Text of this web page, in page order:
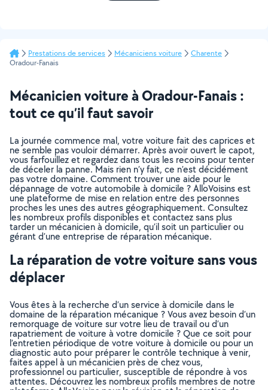
Prestations de services Mécaniciens voiture
Charente
Oradour-Fanais
Mécanicien voiture à Oradour-Fanais :
tout ce qu’il faut savoir
La journée commence mal, votre voiture fait des caprices et
ne semble pas vouloir démarrer. Après avoir ouvert le capot,
vous farfouillez et regardez dans tous les recoins pour tenter
de déceler la panne. Mais rien n’y fait, ce n’est décidément
pas votre domaine. Comment trouver une aide pour le
dépannage de votre automobile à domicile ? AlloVoisins est
une plateforme de mise en relation entre des personnes
proches les unes des autres géographiquement. Consultez
les nombreux profils disponibles et contactez sans plus
tarder un mécanicien à domicile, qu’il soit un particulier ou
gérant d’une entreprise de réparation mécanique.
La réparation de votre voiture sans vous
déplacer
Vous êtes à la recherche d’un service à domicile dans le
domaine de la réparation mécanique ? Vous avez besoin d’un
remorquage de voiture sur votre lieu de travail ou d’un
rapatriement de voiture à votre domicile ? Que ce soit pour
l’entretien périodique de votre voiture à domicile ou pour un
diagnostic auto pour préparer le contrôle technique à venir,
faites appel à un mécanicien près de chez vous,
professionnel ou particulier, susceptible de répondre à vos
attentes. Découvrez les nombreux profils membres de notre